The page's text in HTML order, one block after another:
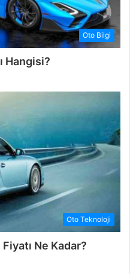
Oto Bilgi
Hangisi?
Oto Teknoloji
Ne Kadar?